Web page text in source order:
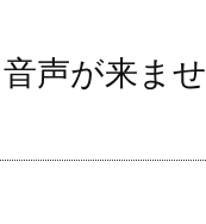
声が来ませ